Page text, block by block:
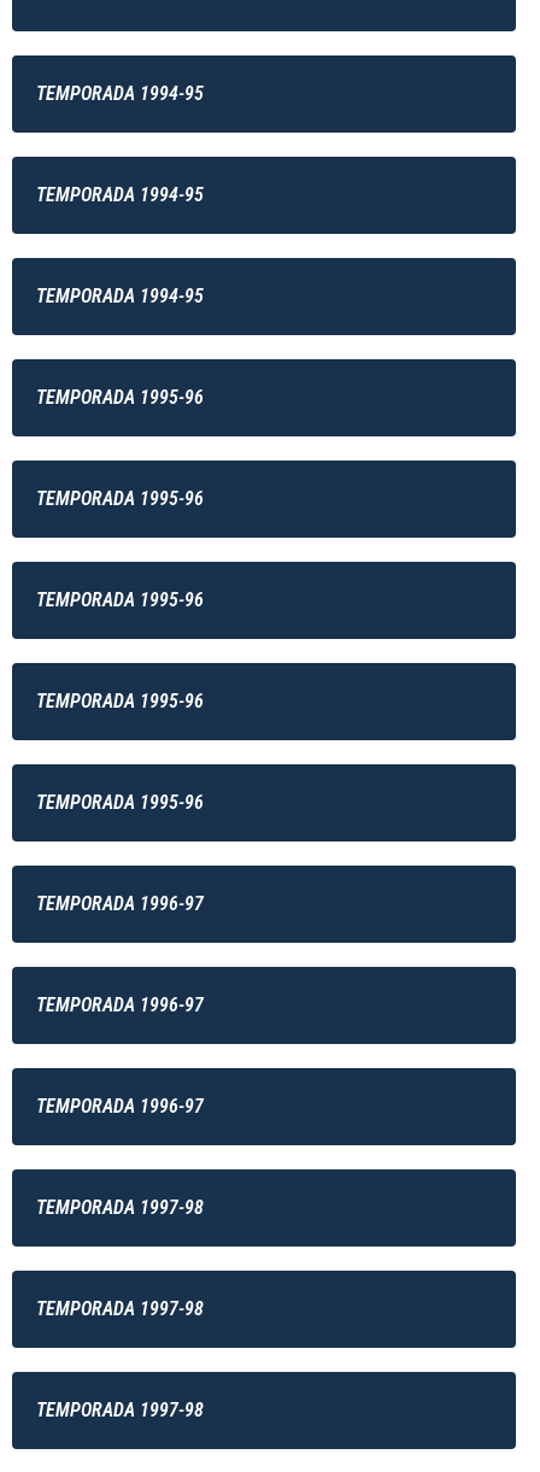
TEMPORADA 1994-95
TEMPORADA 1994-95
TEMPORADA 1994-95
TEMPORADA 1995-96
TEMPORADA 1995-96
TEMPORADA 1995-96
TEMPORADA 1995-96
TEMPORADA 1995-96
TEMPORADA 1996-97
TEMPORADA 1996-97
TEMPORADA 1996-97
TEMPORADA 1997-98
TEMPORADA 1997-98
TEMPORADA 1997-98